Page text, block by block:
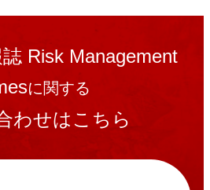
Risk Management
に関する
わせはこちら